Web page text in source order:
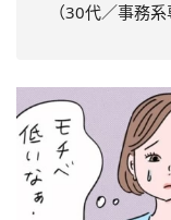
（30代／事務系